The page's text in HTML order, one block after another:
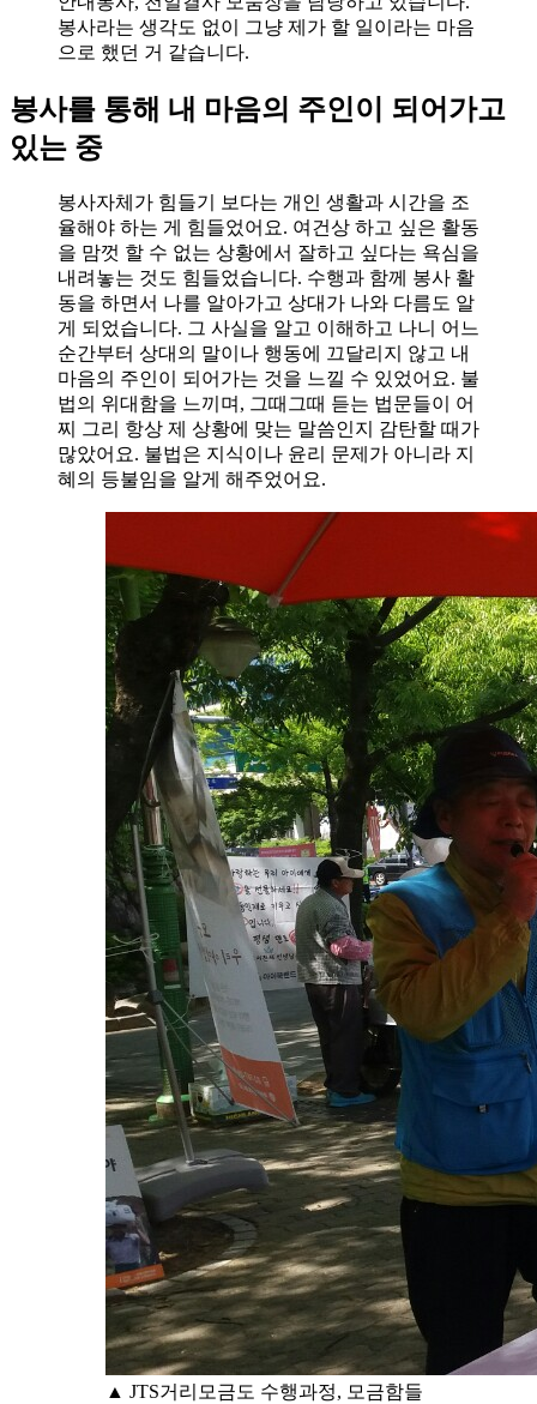
봉사라는 생각도 없이 그냥 제가 할 일이라는 마음
으로 했던 거 같습니다.
봉사를 통해 내 마음의 주인이 되어가고
있는 중
봉사자체가 힘들기 보다는 개인 생활과 시간을 조
율해야 하는 게 힘들었어요. 여건상 하고 싶은 활동
을 맘껏 할 수 없는 상황에서 잘하고 싶다는 욕심을
내려놓는 것도 힘들었습니다. 수행과 함께 봉사 활
동을 하면서 나를 알아가고 상대가 나와 다름도 알
게 되었습니다. 그 사실을 알고 이해하고 나니 어느
순간부터 상대의 말이나 행동에 끄달리지 않고 내
마음의 주인이 되어가는 것을 느낄 수 있었어요. 불
법의 위대함을 느끼며, 그때그때 듣는 법문들이 어
찌 그리 항상 제 상황에 맞는 말씀인지 감탄할 때가
많았어요. 불법은 지식이나 윤리 문제가 아니라 지
혜의 등불임을 알게 해주었어요.
▲ JTS거리모금도 수행과정, 모금함들